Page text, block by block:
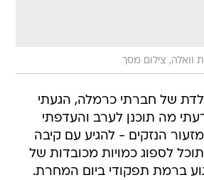
וואלה, צילום מסך
של חברתי כרמלה, הגעתי
מה תוכנן לערב והעדפתי
הנזקים - להגיע עם קיבה
לספוג כמויות מכובדות של
ברמת תפקודי ביום המחרת.